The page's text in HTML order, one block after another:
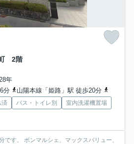
町 2階
年
分
山陽本線「姫路」駅 徒歩20分
済 バス・トイレ別
室内洗濯機置場
です。 ボンマルシェ、マックスバリュー、